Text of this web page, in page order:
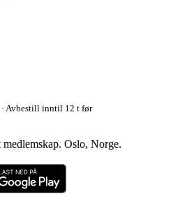
Avbestill inntil 12 t før
Oslo, Norge.